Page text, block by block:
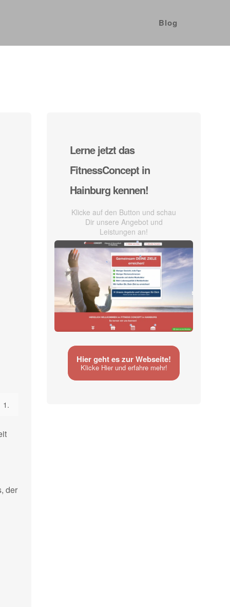
Blog
der
Lerne jetzt das
FitnessConcept in
Hainburg kennen!
Klicke auf den Button und schau
Dir unsere Angebot und
Leistungen an!
Hier geht es zur Webseite!
Klicke Hier und erfahre mehr!